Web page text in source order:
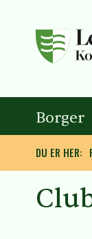
Borger
DU ER HER: